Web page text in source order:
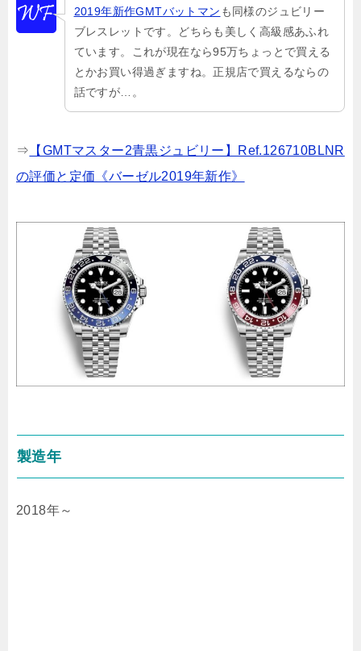
2019年新作GMTバットマン も同様のジュビリー
ブレスレットです。どちらも美しく高級感あふれ
ています。これが現在なら95万ちょっとで買える
とかお買い得過ぎますね。正規店で買えるならの
話ですが…。
⇒ 【GMTマスター2青黒ジュビリー】Ref.126710BLNR
の評価と定価《バーゼル2019年新作》
製造年
2018年～